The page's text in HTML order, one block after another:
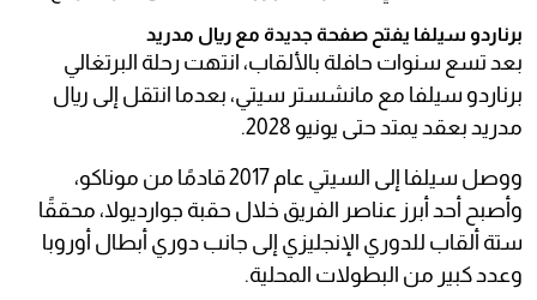
برناردو سيلفا يفتح صفحة جديدة مع ريال مدريد
بعد تسع سنوات حافلة بالألقاب، انتهت رحلة البرتغالي
برناردو سيلفا مع مانشستر سيتي، بعدما انتقل إلى ريال
مدريد بعقد يمتد حتى يونيو 2028.
ووصل سيلفا إلى السيتي عام 2017 قادمًا من موناكو،
وأصبح أحد أبرز عناصر الفريق خلال حقبة جوارديولا، محققًا
ستة ألقاب للدوري الإنجليزي إلى جانب دوري أبطال أوروبا
وعدد كبير من البطولات المحلية.